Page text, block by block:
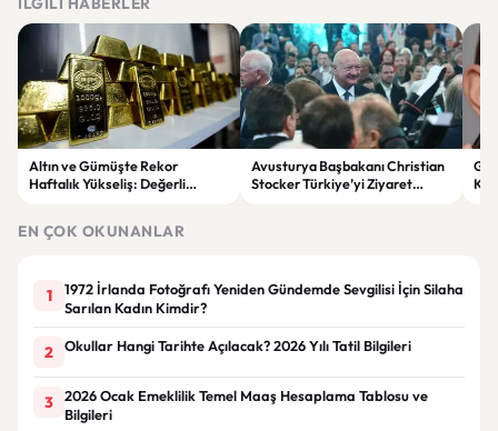
Altın ve Gümüşte Rekor
Haftalık Yükseliş: Değerli
Avusturya Başbakanı Christian
Stocker Türkiye’yi Ziyaret
EN ÇOK OKUNANLAR
1
1972 İrlanda Fotoğrafı Yeniden Gündemde Sevgilisi İçin Silaha
Sarılan Kadın Kimdir?
2 Okullar Hangi Tarihte Açılacak? 2026 Yılı Tatil Bilgileri
3
2026 Ocak Emeklilik Temel Maaş Hesaplama Tablosu ve
Bilgileri